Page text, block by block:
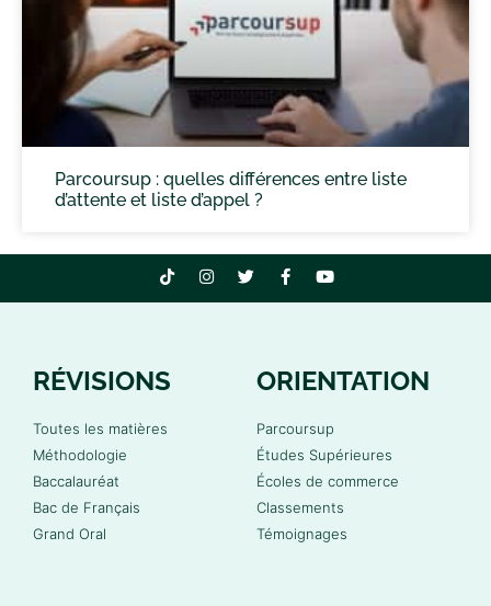
Parcoursup : quelles différences entre liste
d’attente et liste d’appel ?
RÉVISIONS
Toutes les matières
Méthodologie
Baccalauréat
Bac de Français
Grand Oral
ORIENTATION
Parcoursup
Études Supérieures
Écoles de commerce
Classements
Témoignages